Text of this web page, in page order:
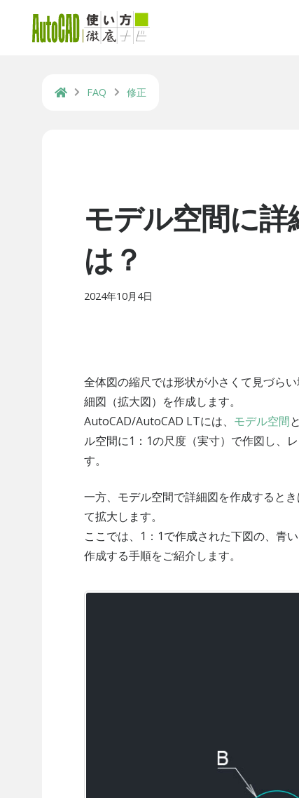
FAQ 修正
モデル空間に
は？
2024年10月4日
全体図の縮尺では形状が小さくて見づら
細図（拡大図）を作成します。
AutoCAD/AutoCAD LTには、 モデル空間と
ル空間に1：1の尺度（実寸）で作図し、
す。
一方、モデル空間で詳細図を作成すると
て拡大します。
ここでは、1：1で作成された下図の、青
作成する手順をご紹介します。